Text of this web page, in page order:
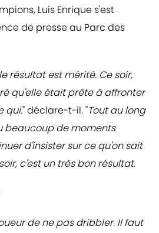
Luis Enrique s'est
de presse au Parc des
résultat est mérité. Ce soir,
qu'elle était prête à affronter
qui." déclare-t-il. "Tout au long
beaucoup de moments
d'insister sur ce qu'on sait
c'est un très bon résultat.
de ne pas dribbler. Il faut